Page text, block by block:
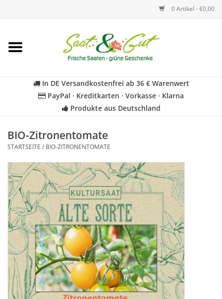
0 Artikel - €0,00
Startseite
Kräuter
Für Kinder
Geschenkideen
Katalog
In DE Versandkostenfrei ab 36 € Warenwert
PayPal · Kreditkarten · Vorkasse · Klarna
Produkte aus Deutschland
BIO-Zitronentomate
STARTSEITE / BIO-ZITRONENTOMATE